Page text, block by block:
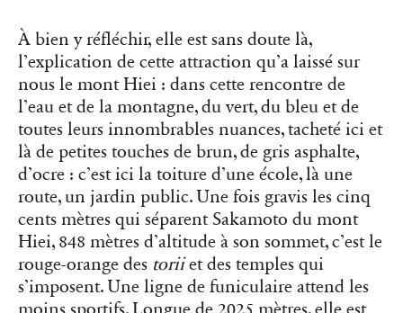
À bien y réfléchir, elle est sans doute là,
l’explication de cette attraction qu’a laissé sur
nous le mont Hiei : dans cette rencontre de
l’eau et de la montagne, du vert, du bleu et de
toutes leurs innombrables nuances, tacheté ici et
là de petites touches de brun, de gris asphalte,
d’ocre : c’est ici la toiture d’une école, là une
route, un jardin public. Une fois gravis les cinq
cents mètres qui séparent Sakamoto du mont
Hiei, 848 mètres d’altitude à son sommet, c’est le
rouge-orange des toriiet des temples qui
s’imposent. Une ligne de funiculaire attend les